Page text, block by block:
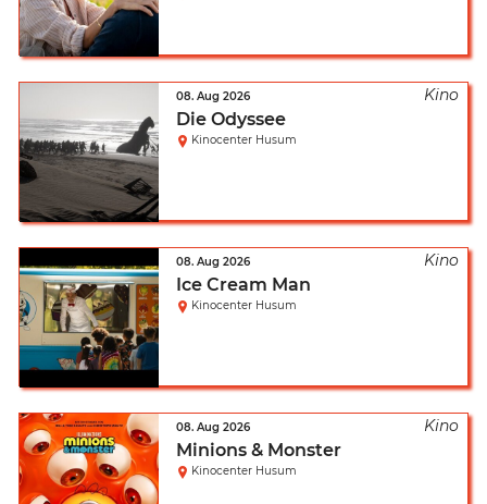
Die Odyssee
08. Aug 2026
Kinocenter Husum
Ice Cream Man
08. Aug 2026
Kinocenter Husum
Minions & Monster
08. Aug 2026
Kinocenter Husum